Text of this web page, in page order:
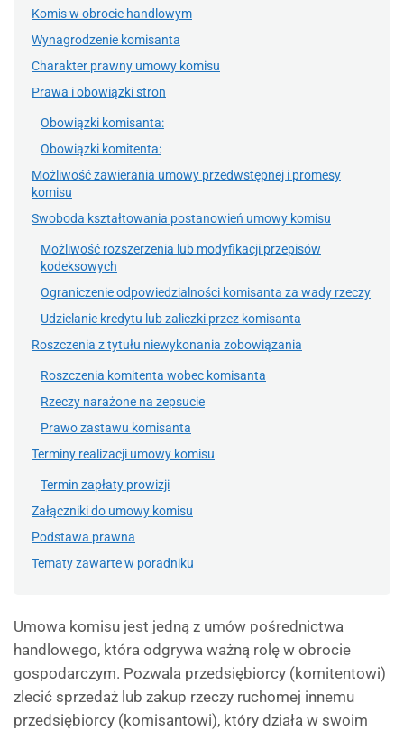
Komis w obrocie handlowym
Wynagrodzenie komisanta
Charakter prawny umowy komisu
Prawa i obowiązki stron
Obowiązki komisanta:
Obowiązki komitenta:
Możliwość zawierania umowy przedwstępnej i promesy
komisu
Swoboda kształtowania postanowień umowy komisu
Możliwość rozszerzenia lub modyfikacji przepisów
kodeksowych
Ograniczenie odpowiedzialności komisanta za wady rzeczy
Udzielanie kredytu lub zaliczki przez komisanta
Roszczenia z tytułu niewykonania zobowiązania
Roszczenia komitenta wobec komisanta
Rzeczy narażone na zepsucie
Prawo zastawu komisanta
Terminy realizacji umowy komisu
Termin zapłaty prowizji
Załączniki do umowy komisu
Podstawa prawna
Tematy zawarte w poradniku
Umowa komisu jest jedną z umów pośrednictwa
handlowego, która odgrywa ważną rolę w obrocie
gospodarczym. Pozwala przedsiębiorcy (komitentowi)
zlecić sprzedaż lub zakup rzeczy ruchomej innemu
przedsiębiorcy (komisantowi), który działa w swoim